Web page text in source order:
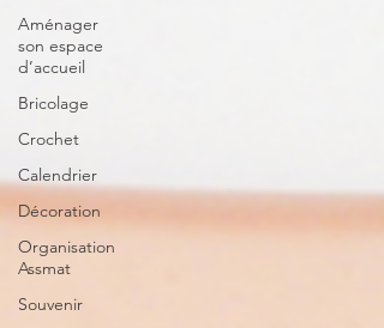
Aménager
son espace
d’accueil
Bricolage
Crochet
Calendrier
Décoration
Organisation
Assmat
Souvenir